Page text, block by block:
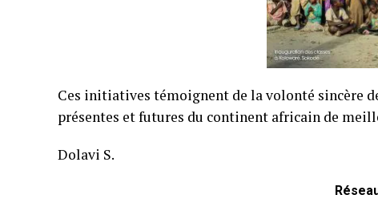
Ces initiatives témoignent de la volonté sincère
présentes et futures du continent africain de
Dolavi S.